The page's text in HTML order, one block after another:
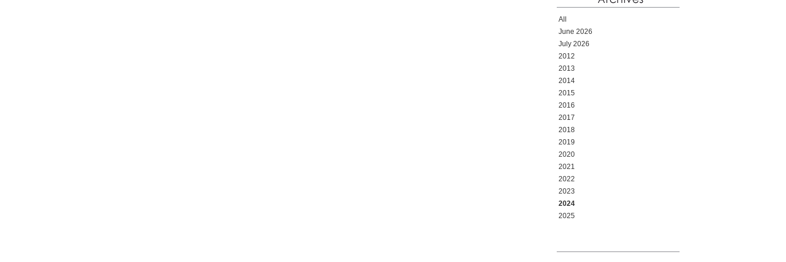
All
June 2026
July 2026
2012
2013
2014
2015
2016
2017
2018
2019
2020
2021
2022
2023
2024
2025